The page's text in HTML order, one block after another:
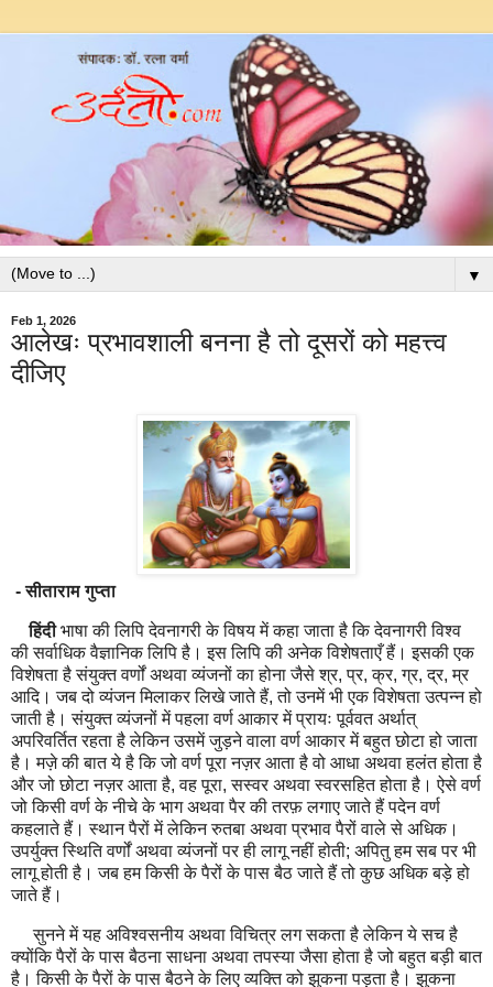
▼
Feb 1, 2026
आलेखः प्रभावशाली बनना है तो दूसरों को महत्त्व
दीजिए
- सीताराम गुप्ता
हिंदीभाषा की लिपि देवनागरी के विषय में कहा जाता है कि देवनागरी विश्व
की सर्वाधिक वैज्ञानिक लिपि है। इस लिपि की अनेक विशेषताएँ हैं। इसकी एक
विशेषता है संयुक्त वर्णों अथवा व्यंजनों का होना जैसे श्र, प्र, क्र, ग्र, द्र, म्र
आदि। जब दो व्यंजन मिलाकर लिखे जाते हैं, तो उनमें भी एक विशेषता उत्पन्न हो
जाती है। संयुक्त व्यंजनों में पहला वर्ण आकार में प्रायः पूर्ववत अर्थात्
अपरिवर्तित रहता है लेकिन उसमें जुड़ने वाला वर्ण आकार में बहुत छोटा हो जाता
है। मज़े की बात ये है कि जो वर्ण पूरा नज़र आता है वो आधा अथवा हलंत होता है
और जो छोटा नज़र आता है, वह पूरा, सस्वर अथवा स्वरसहित होता है। ऐसे वर्ण
जो किसी वर्ण के नीचे के भाग अथवा पैर की तरफ़ लगाए जाते हैं पदेन वर्ण
कहलाते हैं। स्थान पैरों में लेकिन रुतबा अथवा प्रभाव पैरों वाले से अधिक।
उपर्युक्त स्थिति वर्णों अथवा व्यंजनों पर ही लागू नहीं होती; अपितु हम सब पर भी
लागू होती है। जब हम किसी के पैरों के पास बैठ जाते हैं तो कुछ अधिक बड़े हो
जाते हैं।
सुनने में यह अविश्वसनीय अथवा विचित्र लग सकता है लेकिन ये सच है
क्योंकि पैरों के पास बैठना साधना अथवा तपस्या जैसा होता है जो बहुत बड़ी बात
है। किसी के पैरों के पास बैठने के लिए व्यक्ति को झुकना पड़ता है। झुकना